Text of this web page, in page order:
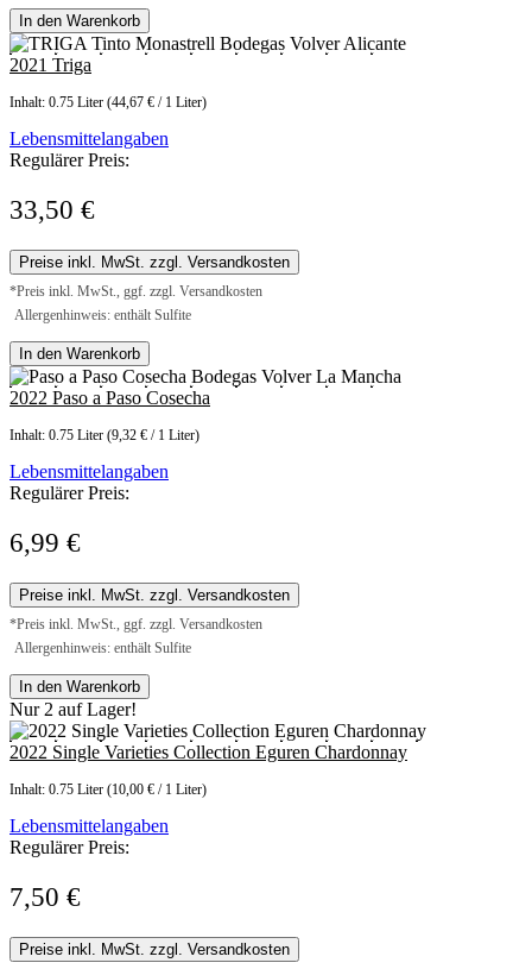
In den Warenkorb
2021 Triga
Inhalt: 0.75 Liter (44,67 € / 1 Liter)
Lebensmittelangaben
Regulärer Preis:
33,50 €
Preise inkl. MwSt. zzgl. Versandkosten
*Preis inkl. MwSt., ggf. zzgl. Versandkosten
Allergenhinweis: enthält Sulfite
In den Warenkorb
2022 Paso a Paso Cosecha
Inhalt: 0.75 Liter (9,32 € / 1 Liter)
Lebensmittelangaben
Regulärer Preis:
6,99 €
Preise inkl. MwSt. zzgl. Versandkosten
*Preis inkl. MwSt., ggf. zzgl. Versandkosten
Allergenhinweis: enthält Sulfite
In den Warenkorb
Nur 2 auf Lager!
2022 Single Varieties Collection Eguren Chardonnay
Inhalt: 0.75 Liter (10,00 € / 1 Liter)
Lebensmittelangaben
Regulärer Preis:
7,50 €
Preise inkl. MwSt. zzgl. Versandkosten